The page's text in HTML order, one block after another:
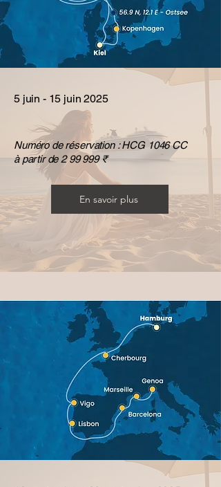
Numéro de réservation : HCG 1046 CC
à partir de 2 99 999 ₹
5 juin - 15 juin 2025
En savoir plus